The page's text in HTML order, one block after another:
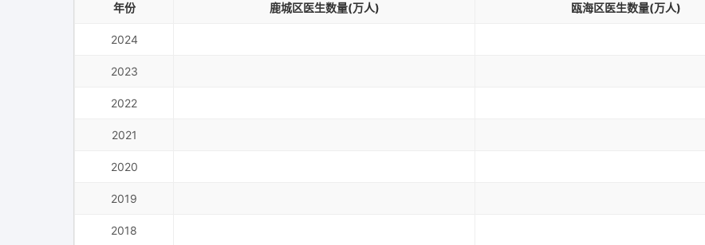
年份 鹿城区医生数量(万人) 瓯海区医生数量(万人)
2024
2023
2022
2021
2020
2019
2018